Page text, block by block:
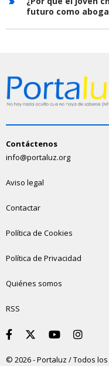
futuro como
Contáctenos
info@portaluz.org
Aviso legal
Contactar
Política de Cookies
Política de Privacidad
Quiénes somos
RSS
© 2026 - Portaluz / Todos